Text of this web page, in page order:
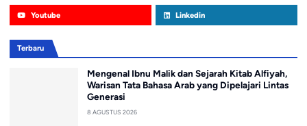
Youtube Linkedin
Terbaru
Mengenal Ibnu Malik dan Sejarah Kitab Alfiyah,
Warisan Tata Bahasa Arab yang Dipelajari Lintas
Generasi
8 AGUSTUS 2026